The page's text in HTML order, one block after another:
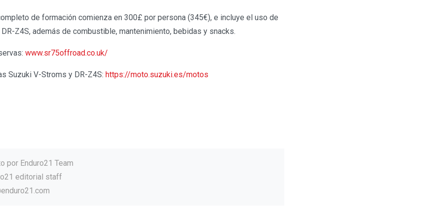
de formación comienza en 300£ por persona (345€), e incluye el uso de
Z4S, además de combustible, mantenimiento, bebidas y snacks.
www.sr75offroad.co.uk/
Suzuki V-Stroms y DR-Z4S: https://moto.suzuki.es/motos
por Enduro21 Team
editorial staff